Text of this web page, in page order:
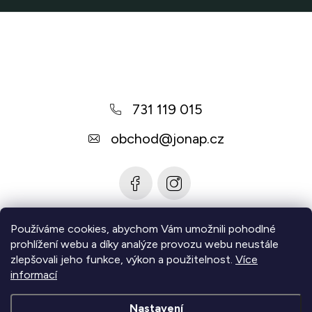
Používáme cookies, abychom Vám umožnili pohodlné
prohlížení webu a díky analýze provozu webu neustále
zlepšovali jeho funkce, výkon a použitelnost. Více
informací
Nastavení
731 119 015
obchod@jonap.cz
Informace pro vás
Zjistěte více